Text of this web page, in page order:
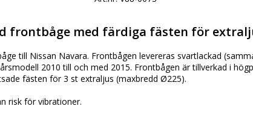
frontbåge med färdiga fästen för
till Nissan Navara. Frontbågen levereras svartlackad
2010 till och med 2015. Frontbågen är tillverkad i
fästen för 3 st extraljus (maxbredd Ø225).
risk för vibrationer.